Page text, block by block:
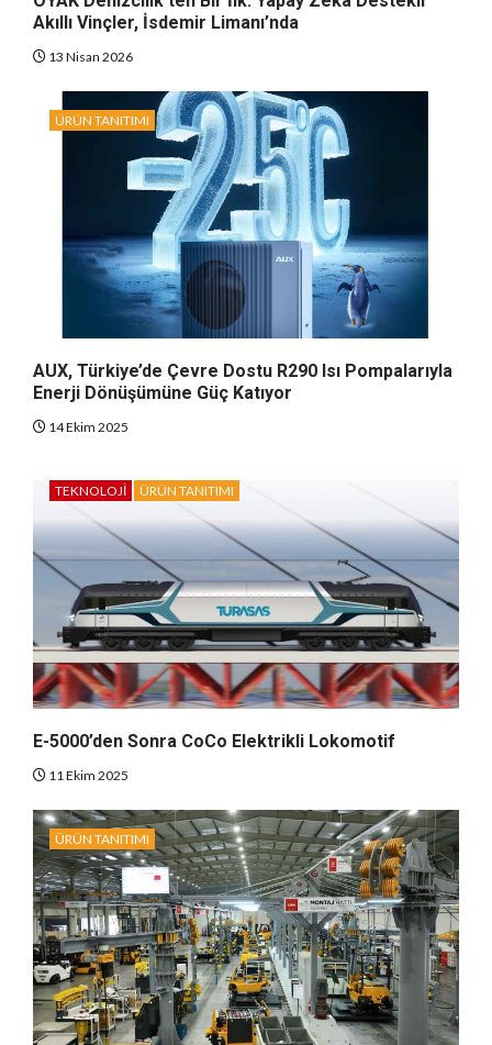
Akıllı Vinçler, İsdemir Limanı’nda
13 Nisan 2026
ÜRÜN TANITIMI
AUX, Türkiye’de Çevre Dostu R290 Isı Pompalarıyla
Enerji Dönüşümüne Güç Katıyor
14 Ekim 2025
TEKNOLOJI ÜRÜN TANITIMI
E-5000’den Sonra CoCo Elektrikli Lokomotif
11 Ekim 2025
ÜRÜN TANITIMI